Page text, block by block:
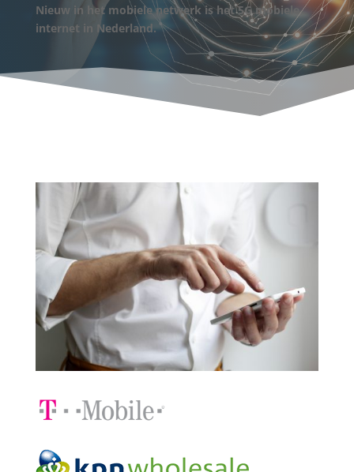
Nieuw in het mobiele netwerk is het 5G mobiele
internet in Nederland.